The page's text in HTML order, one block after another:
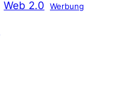
Web 2.0 Werbung